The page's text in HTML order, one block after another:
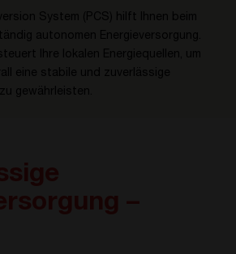
System (PCS) hilft Ihnen beim
autonomen Energieversorgung.
Ihre lokalen Energiequellen, um
eine stabile und zuverlässige
gewährleisten.